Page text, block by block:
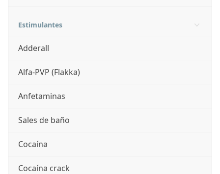
Estimulantes
Adderall
Alfa-PVP (Flakka)
Anfetaminas
Sales de baño
Cocaína
Cocaína crack